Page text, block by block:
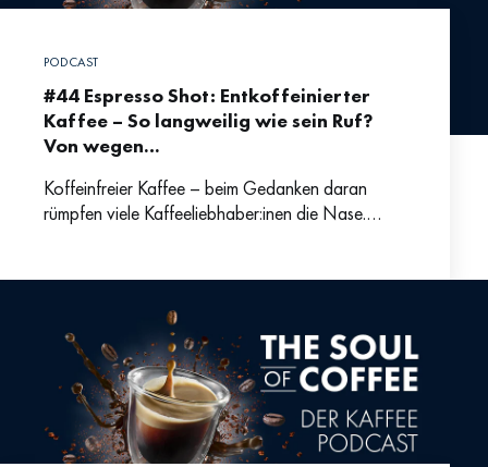
PODCAST
#44 Espresso Shot: Entkoffeinierter
Kaffee – So langweilig wie sein Ruf?
Von wegen…
Koffeinfreier Kaffee – beim Gedanken daran
rümpfen viele Kaffeeliebhaber:inen die Nase.
steigen Angebot und